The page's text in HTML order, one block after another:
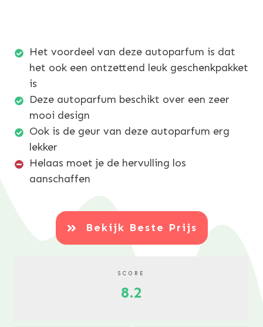
Het voordeel van deze autoparfum is dat
het ook een ontzettend leuk geschenkpakket
is
Deze autoparfum beschikt over een zeer
mooi design
Ook is de geur van deze autoparfum erg
lekker
Helaas moet je de hervulling los
aanschaffen
Bekijk Beste Prijs
SCORE
8.2